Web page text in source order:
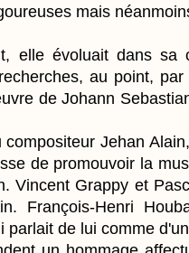
mais
elle évoluait dans
au point,
de Johann
Jehan
de promouvoir la
Vincent Grappy et
François-Henri
parlait de lui comme